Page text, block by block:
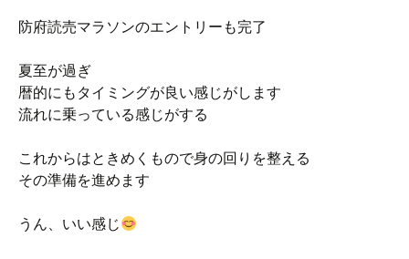
防府読売マラソンのエントリーも完了
夏至が過ぎ
暦的にもタイミングが良い感じがします
流れに乗っている感じがする
これからはときめくもので身の回りを整える
その準備を進めます
うん、いい感じ